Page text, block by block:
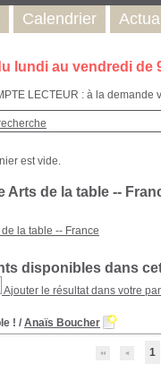
lundi au vendredi de
LECTEUR : à la
Arts de la table --
de la table -- France
disponibles dans
Ajouter le résultat dans votre
! / Anaïs Boucher
1
Calendrier